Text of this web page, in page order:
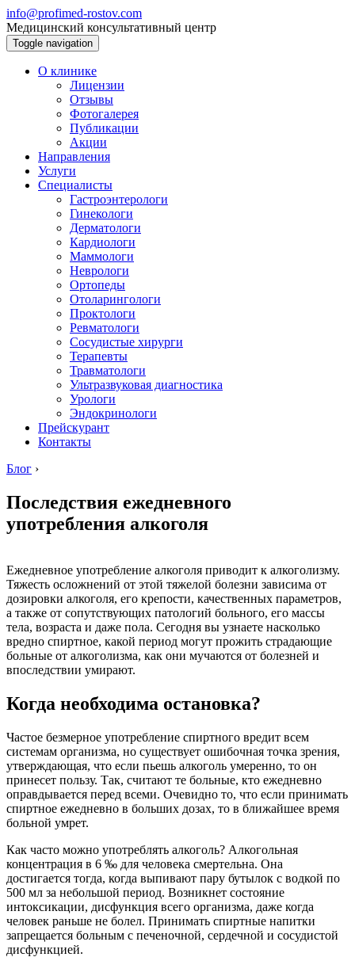
info@profimed-rostov.com
Медицинский консультативный центр
Toggle navigation
О клинике
Лицензии
Отзывы
Фотогалерея
Публикации
Акции
Направления
Услуги
Специалисты
Гастроэнтерологи
Гинекологи
Дерматологи
Кардиологи
Маммологи
Неврологи
Ортопеды
Отоларингологи
Проктологи
Ревматологи
Сосудистые хирурги
Терапевты
Травматологи
Ультразвуковая диагностика
Урологи
Эндокринологи
Прейскурант
Контакты
Блог ›
Последствия ежедневного
употребления алкоголя
Ежедневное употребление алкоголя приводит к алкоголизму.
Тяжесть осложнений от этой тяжелой болезни зависима от
дозировки алкоголя, его крепости, качественных параметров,
а также от сопутствующих патологий больного, его массы
тела, возраста и даже пола. Сегодня вы узнаете насколько
вредно спиртное, какой период могут прожить страдающие
больные от алкоголизма, как они мучаются от болезней и
впоследствии умирают.
Когда необходима остановка?
Частое безмерное употребление спиртного вредит всем
системам организма, но существует ошибочная точка зрения,
утверждающая, что если пьешь алкоголь умеренно, то он
принесет пользу. Так, считают те больные, кто ежедневно
оправдывается перед всеми. Очевидно то, что если принимать
спиртное ежедневно в больших дозах, то в ближайшее время
больной умрет.
Как часто можно употреблять алкоголь? Алкогольная
концентрация в 6 ‰ для человека смертельна. Она
достигается тогда, когда выпивают пару бутылок с водкой по
500 мл за небольшой период. Возникнет состояние
интоксикации, дисфункция всего организма, даже когда
человек раньше не болел. Принимать спиртные напитки
запрещается больным с печеночной, сердечной и сосудистой
дисфункцией.